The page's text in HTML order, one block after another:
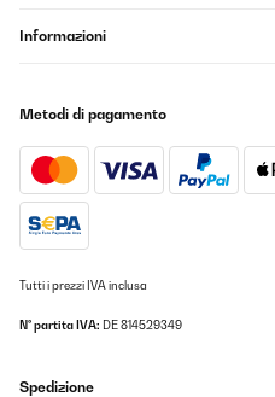
Informazioni
Metodi di pagamento
Tutti i prezzi IVA inclusa
N° partita IVA: DE 814529349
Spedizione